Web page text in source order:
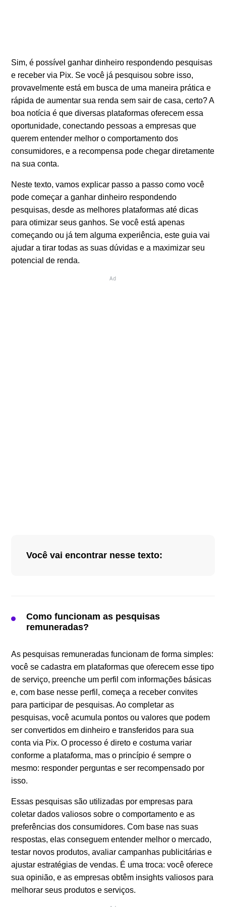
Sim, é possível ganhar dinheiro respondendo pesquisas
e receber via Pix. Se você já pesquisou sobre isso,
provavelmente está em busca de uma maneira prática e
rápida de aumentar sua renda sem sair de casa, certo? A
boa notícia é que diversas plataformas oferecem essa
oportunidade, conectando pessoas a empresas que
querem entender melhor o comportamento dos
consumidores, e a recompensa pode chegar diretamente
na sua conta.
Neste texto, vamos explicar passo a passo como você
pode começar a ganhar dinheiro respondendo
pesquisas, desde as melhores plataformas até dicas
para otimizar seus ganhos. Se você está apenas
começando ou já tem alguma experiência, este guia vai
ajudar a tirar todas as suas dúvidas e a maximizar seu
potencial de renda.
Ad
Você vai encontrar nesse texto:
por pesquisas via Pix
Como começar a responder pesquisas pagas:
Quanto que dá pra ganhar com essas
Dicas para aumentar pagamentos com
pesquisas
Cuidados ao ganhar dinheiro respondendo
pesquisas via Pix
Como funcionam as pesquisas
remuneradas?
As pesquisas remuneradas funcionam de forma simples:
você se cadastra em plataformas que oferecem esse tipo
de serviço, preenche um perfil com informações básicas
e, com base nesse perfil, começa a receber convites
para participar de pesquisas. Ao completar as
pesquisas, você acumula pontos ou valores que podem
ser convertidos em dinheiro e transferidos para sua
conta via Pix. O processo é direto e costuma variar
conforme a plataforma, mas o princípio é sempre o
mesmo: responder perguntas e ser recompensado por
isso.
Essas pesquisas são utilizadas por empresas para
coletar dados valiosos sobre o comportamento e as
preferências dos consumidores. Com base nas suas
respostas, elas conseguem entender melhor o mercado,
testar novos produtos, avaliar campanhas publicitárias e
ajustar estratégias de vendas. É uma troca: você oferece
sua opinião, e as empresas obtêm insights valiosos para
melhorar seus produtos e serviços.